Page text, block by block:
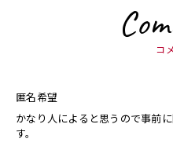
コ
匿名希望
かなり人によると思うので事前
す。